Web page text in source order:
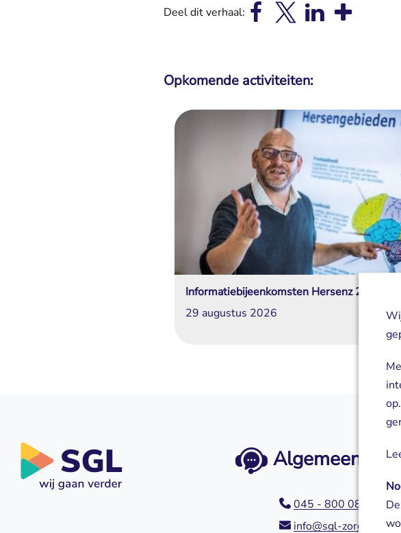
Deel dit verhaal:
Opkomende activiteiten:
Informatiebijeenkomsten Hersenz 2026
29 augustus 2026
Algemeen
045 - 800 0800
info@sgl-zorg.nl